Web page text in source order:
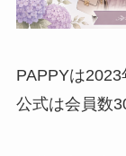
PAPPYは2023
公式は会員数